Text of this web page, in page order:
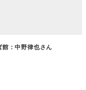
：中野律也さん